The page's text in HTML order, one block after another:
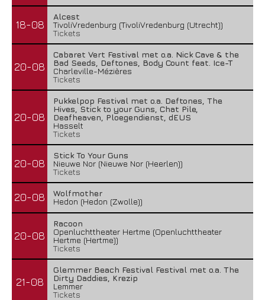
18-08
Alcest
TivoliVredenburg (TivoliVredenburg (Utrecht))
Tickets
20-08
Cabaret Vert Festival met o.a. Nick Cave & the
Bad Seeds, Deftones, Body Count feat. Ice-T
Charleville-Mézières
Tickets
20-08
Pukkelpop Festival met o.a. Deftones, The
Hives, Stick to your Guns, Chat Pile,
Deafheaven, Ploegendienst, dEUS
Hasselt
Tickets
20-08
Stick To Your Guns
Nieuwe Nor (Nieuwe Nor (Heerlen))
Tickets
20-08
Wolfmother
Hedon (Hedon (Zwolle))
20-08
Racoon
Openluchttheater Hertme (Openluchttheater
Hertme (Hertme))
Tickets
21-08
Glemmer Beach Festival Festival met o.a. The
Dirty Daddies, Krezip
Lemmer
Tickets